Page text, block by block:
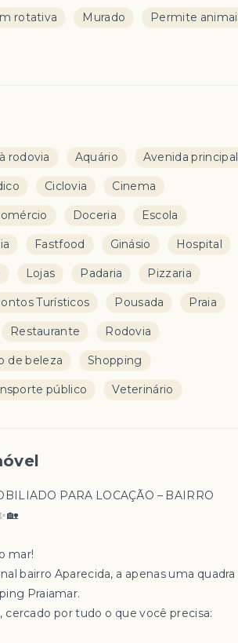
rotativa Murado Permite
rodovia Aquário Avenida principal
Ciclovia Cinema
Doceria Escola
Fastfood Ginásio Hospital
Lojas Padaria Pizzaria
Turísticos Pousada Praia
Restaurante Rodovia
de beleza Shopping
público Veterinário
PARA LOCAÇÃO – BAIRRO
mar!
bairro Aparecida, a apenas uma quadra
Praiamar.
por tudo o que você precisa: